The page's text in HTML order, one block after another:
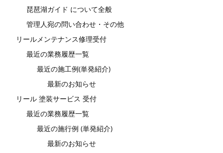
琵琶湖ガイド について全般
管理人宛の問い合わせ・その他
リールメンテナンス修理受付
最近の業務履歴一覧
最近の施工例(単発紹介)
最新のお知らせ
リール 塗装サービス 受付
最近の業務履歴一覧
最近の施行例 (単発紹介)
最新のお知らせ